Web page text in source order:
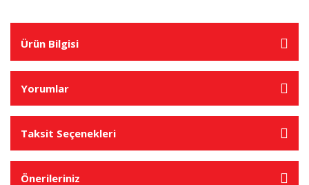
Ürün Bilgisi
Yorumlar
Taksit Seçenekleri
Önerileriniz